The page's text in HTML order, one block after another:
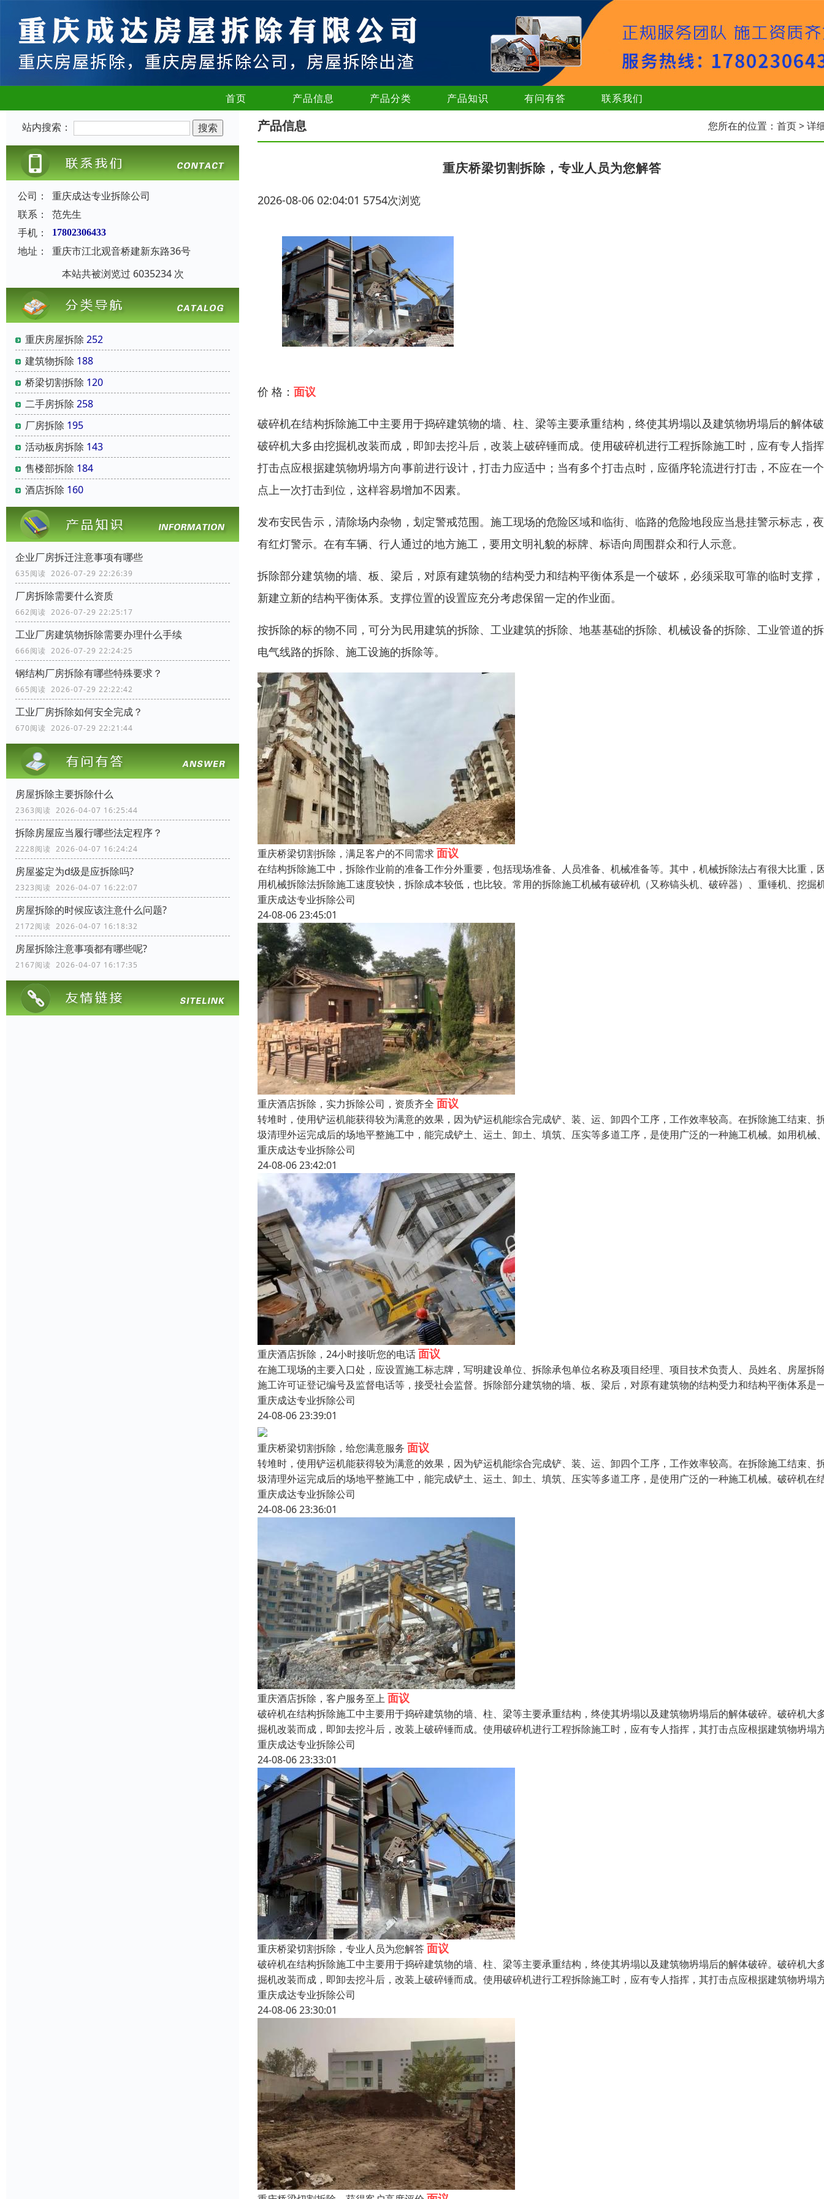
首页 产品信息 产品分类 产品知识 有问有答 联系我们
站内搜索：
公司：
重庆成达专业拆除公司
联系：
范先生
手机：
17802306433
地址：
重庆市江北观音桥建新东路36号
本站共被浏览过 6035234 次
重庆房屋拆除 252
建筑物拆除 188
桥梁切割拆除 120
二手房拆除 258
厂房拆除 195
活动板房拆除 143
售楼部拆除 184
酒店拆除 160
企业厂房拆迁注意事项有哪些
635阅读 2026-07-29 22:26:39
厂房拆除需要什么资质
662阅读 2026-07-29 22:25:17
工业厂房建筑物拆除需要办理什么手续
666阅读 2026-07-29 22:24:25
钢结构厂房拆除有哪些特殊要求？
665阅读 2026-07-29 22:22:42
工业厂房拆除如何安全完成？
670阅读 2026-07-29 22:21:44
房屋拆除主要拆除什么
2363阅读 2026-04-07 16:25:44
拆除房屋应当履行哪些法定程序？
2228阅读 2026-04-07 16:24:24
房屋鉴定为d级是应拆除吗?
2323阅读 2026-04-07 16:22:07
房屋拆除的时候应该注意什么问题?
2172阅读 2026-04-07 16:18:32
房屋拆除注意事项都有哪些呢?
2167阅读 2026-04-07 16:17:35
产品信息 您所在的位置： 首页> 详
重庆桥梁切割拆除，专业人员为您解答
2026-08-06 02:04:01 5754次浏览
价 格： 面议
破碎机在结构拆除施工中主要用于捣碎建筑物的墙、柱、梁等主要承重结构，终使其坍塌以及建筑物坍塌后的解体
破碎机大多由挖掘机改装而成，即卸去挖斗后，改装上破碎锤而成。使用破碎机进行工程拆除施工时，应有专人指
打击点应根据建筑物坍塌方向事前进行设计，打击力应适中；当有多个打击点时，应循序轮流进行打击，不应在一
点上一次打击到位，这样容易增加不因素。
发布安民告示，清除场内杂物，划定警戒范围。施工现场的危险区域和临街、临路的危险地段应当悬挂警示标志，
有红灯警示。在有车辆、行人通过的地方施工，要用文明礼貌的标牌、标语向周围群众和行人示意。
拆除部分建筑物的墙、板、梁后，对原有建筑物的结构受力和结构平衡体系是一个破坏，必须采取可靠的临时支撑
新建立新的结构平衡体系。支撑位置的设置应充分考虑保留一定的作业面。
按拆除的标的物不同，可分为民用建筑的拆除、工业建筑的拆除、地基基础的拆除、机械设备的拆除、工业管道的
电气线路的拆除、施工设施的拆除等。
重庆桥梁切割拆除，满足客户的不同需求面议
在结构拆除施工中，拆除作业前的准备工作分外重要，包括现场准备、人员准备、机械准备等。其中，机械拆除法占有很大比重，
用机械拆除法拆除施工速度较快，拆除成本较低，也比较。常用的拆除施工机械有破碎机（又称镐头机、破碎器）、重锤机、挖掘
重庆成达专业拆除公司
24-08-06 23:45:01
重庆酒店拆除，实力拆除公司，资质齐全 面议
转堆时，使用铲运机能获得较为满意的效果，因为铲运机能综合完成铲、装、运、卸四个工序，工作效率较高。在拆除施工结束、
圾清理外运完成后的场地平整施工中，能完成铲土、运土、卸土、填筑、压实等多道工序，是使用广泛的一种施工机械。如用机械
重庆成达专业拆除公司
24-08-06 23:42:01
重庆酒店拆除，24小时接听您的电话面议
在施工现场的主要入口处，应设置施工标志牌，写明建设单位、拆除承包单位名称及项目经理、项目技术负责人、员姓名、房屋拆
施工许可证登记编号及监督电话等，接受社会监督。拆除部分建筑物的墙、板、梁后，对原有建筑物的结构受力和结构平衡体系是
重庆成达专业拆除公司
24-08-06 23:39:01
重庆桥梁切割拆除，给您满意服务 面议
转堆时，使用铲运机能获得较为满意的效果，因为铲运机能综合完成铲、装、运、卸四个工序，工作效率较高。在拆除施工结束、
圾清理外运完成后的场地平整施工中，能完成铲土、运土、卸土、填筑、压实等多道工序，是使用广泛的一种施工机械。破碎机在
重庆成达专业拆除公司
24-08-06 23:36:01
重庆酒店拆除，客户服务至上 面议
破碎机在结构拆除施工中主要用于捣碎建筑物的墙、柱、梁等主要承重结构，终使其坍塌以及建筑物坍塌后的解体破碎。破碎机大
掘机改装而成，即卸去挖斗后，改装上破碎锤而成。使用破碎机进行工程拆除施工时，应有专人指挥，其打击点应根据建筑物坍塌
重庆成达专业拆除公司
24-08-06 23:33:01
重庆桥梁切割拆除，专业人员为您解答面议
破碎机在结构拆除施工中主要用于捣碎建筑物的墙、柱、梁等主要承重结构，终使其坍塌以及建筑物坍塌后的解体破碎。破碎机大
掘机改装而成，即卸去挖斗后，改装上破碎锤而成。使用破碎机进行工程拆除施工时，应有专人指挥，其打击点应根据建筑物坍塌
重庆成达专业拆除公司
24-08-06 23:30:01